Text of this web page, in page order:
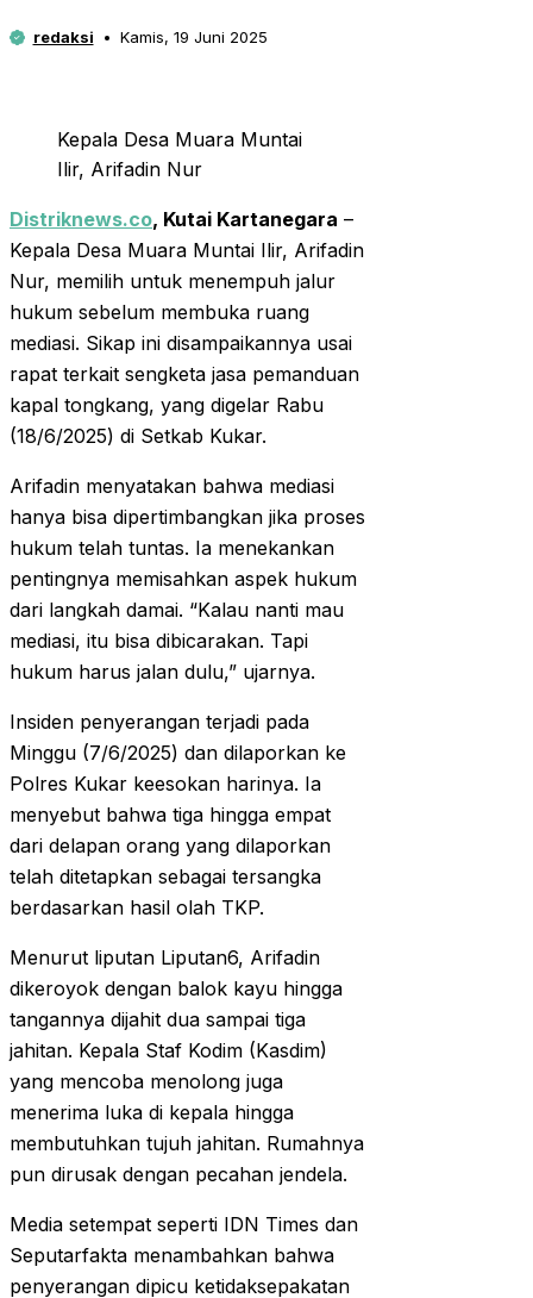
redaksi Kamis, 19 Juni 2025
Kepala Desa Muara Muntai
Ilir, Arifadin Nur
Distriknews.co, Kutai Kartanegara –
Kepala Desa Muara Muntai Ilir, Arifadin
Nur, memilih untuk menempuh jalur
hukum sebelum membuka ruang
mediasi. Sikap ini disampaikannya usai
rapat terkait sengketa jasa pemanduan
kapal tongkang, yang digelar Rabu
(18/6/2025) di Setkab Kukar.
Arifadin menyatakan bahwa mediasi
hanya bisa dipertimbangkan jika proses
hukum telah tuntas. Ia menekankan
pentingnya memisahkan aspek hukum
dari langkah damai. “Kalau nanti mau
mediasi, itu bisa dibicarakan. Tapi
hukum harus jalan dulu,” ujarnya.
Insiden penyerangan terjadi pada
Minggu (7/6/2025) dan dilaporkan ke
Polres Kukar keesokan harinya. Ia
menyebut bahwa tiga hingga empat
dari delapan orang yang dilaporkan
telah ditetapkan sebagai tersangka
berdasarkan hasil olah TKP.
Menurut liputan Liputan6, Arifadin
dikeroyok dengan balok kayu hingga
tangannya dijahit dua sampai tiga
jahitan. Kepala Staf Kodim (Kasdim)
yang mencoba menolong juga
menerima luka di kepala hingga
membutuhkan tujuh jahitan. Rumahnya
pun dirusak dengan pecahan jendela.
Media setempat seperti IDN Times dan
Seputarfakta menambahkan bahwa
penyerangan dipicu ketidaksepakatan